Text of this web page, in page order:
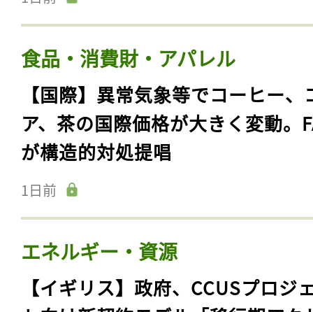
食品・消費財・アパレル
【国際】異常気象等でコーヒー、
ア、茶の国際価格が大きく変動。
が構造的対処提唱
1日前
エネルギー・資源
【イギリス】政府、CCUSプロジ